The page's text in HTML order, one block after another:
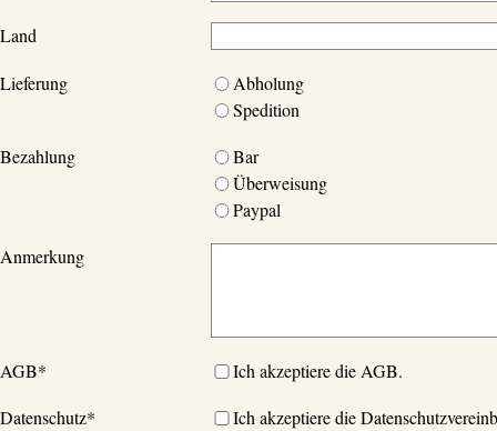
Land
Lieferung
Abholung
Spedition
Bezahlung
Bar
Überweisung
Paypal
Anmerkung
AGB*
Ich akzeptiere die AGB.
Datenschutz*
Ich akzeptiere die